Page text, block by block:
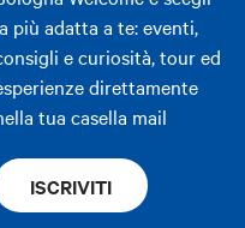
più adatta a te: eventi,
e curiosità, tour ed
direttamente
tua casella mail
ISCRIVITI